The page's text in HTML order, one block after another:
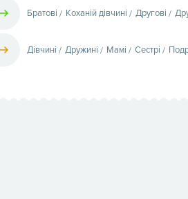
Братові Коханій дівчині Другові
Дівчині Дружині Мамі Сестрі